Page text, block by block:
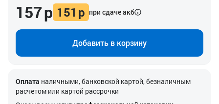
157р 151 р при сдаче акб
Добавить в корзину
Оплата наличными, банковской картой, безналичным
расчетом или картой рассрочки